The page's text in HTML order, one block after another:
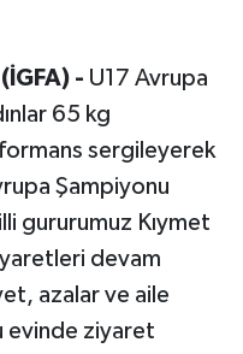
- U17 Avrupa
65 kg
sergileyerek
Şampiyonu
gururumuz Kıymet
devam
azalar ve aile
evinde ziyaret